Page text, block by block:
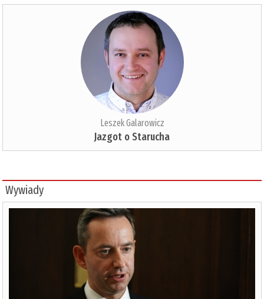
Leszek Galarowicz
Jazgot o Starucha
Wywiady